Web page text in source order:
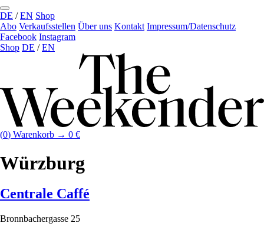
DE /EN Shop
Abo Verkaufs­stellen Über uns Kontakt Impressum/Datenschutz
Facebook Instagram
Shop DE /EN
(0) Warenkorb → 0 €
Würzburg
Centrale Caffé
Bronnbachergasse 25